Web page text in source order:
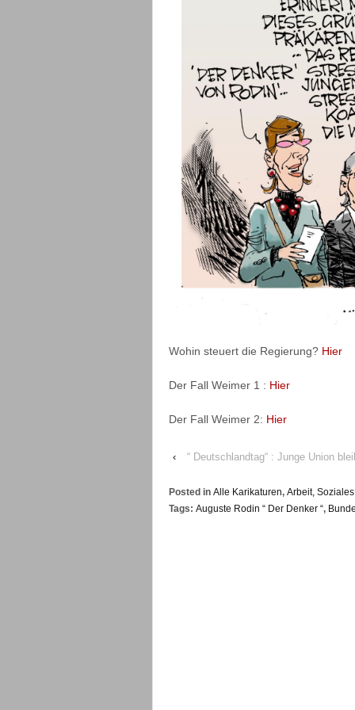
Wohin steuert die Regierung? Hier
Der Fall Weimer 1 : Hier
Der Fall Weimer 2: Hier
‹ “ Deutschlandtag“ : Junge Union
Posted in Alle Karikaturen, Arbeit,
Tags: Auguste Rodin “ Der Denker “,